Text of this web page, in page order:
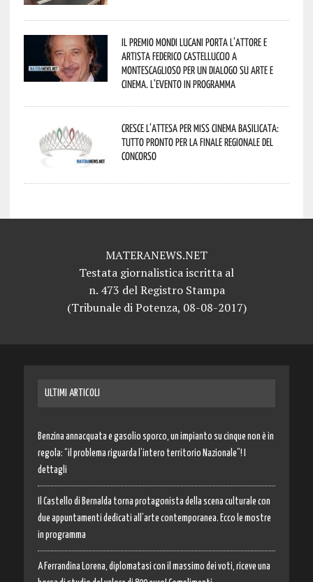
Il Premio Mondi Lucani porta l’attore e
artista Federico Castelluccio a
Montescaglioso per un dialogo su arte e
cinema. L’evento in programma
Cresce l’attesa per Miss Cinema Basilicata:
tutto pronto per la finale regionale del
concorso
MATERANEWS.NET
Testata giornalistica iscritta al
n. 473 del Registro Stampa
(Tribunale di Potenza, 08-08-2017)
ULTIMI ARTICOLI
Benzina annacquata e gasolio sporco, un impianto su cinque non è in
regola: “il problema riguarda l’intero territorio Nazionale”! I
dettagli
Il Castello di Bernalda torna protagonista della scena culturale con
due appuntamenti dedicati all’arte contemporanea. Ecco le mostre
in programma
A Ferrandina Lorena, diplomatasi con il massimo dei voti, riceve una